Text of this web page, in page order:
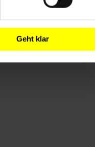
Geht klar